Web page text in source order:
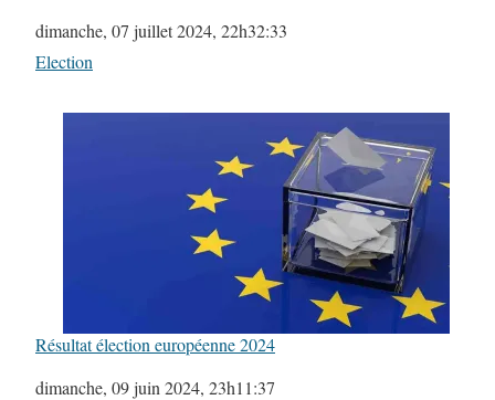
Date
dimanche, 07 juillet 2024, 22h32:33
Par rapport à
Election
Résultat élection européenne 2024
Date
dimanche, 09 juin 2024, 23h11:37